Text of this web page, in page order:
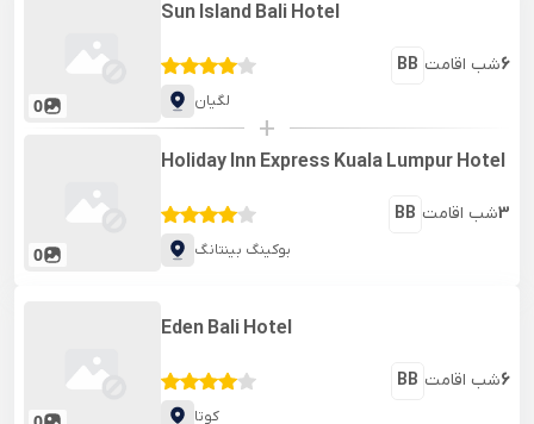
0
Sun Island Bali Hotel
BB شب اقامت6
لگیان
+
0
Holiday Inn Express Kuala Lumpur Hotel
BB شب اقامت3
بوکینگ بینتانگ
Eden Bali Hotel
BB شب اقامت6
کوتا